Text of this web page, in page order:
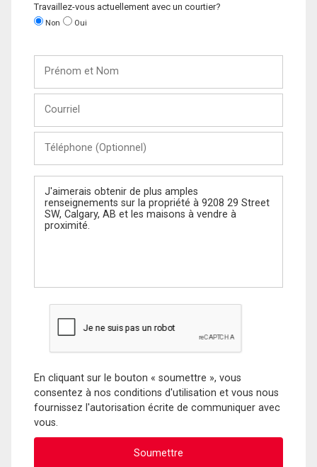
Travaillez-vous actuellement avec un courtier?
Non Oui
Nom
(Optionnel)
Message
En cliquant sur le bouton « soumettre », vous
consentez à nos conditions d'utilisation et vous nous
fournissez l'autorisation écrite de communiquer avec
vous.